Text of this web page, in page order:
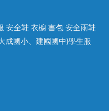
安全鞋 衣櫥 書包 安全雨鞋
成國小、建國國中)學生服